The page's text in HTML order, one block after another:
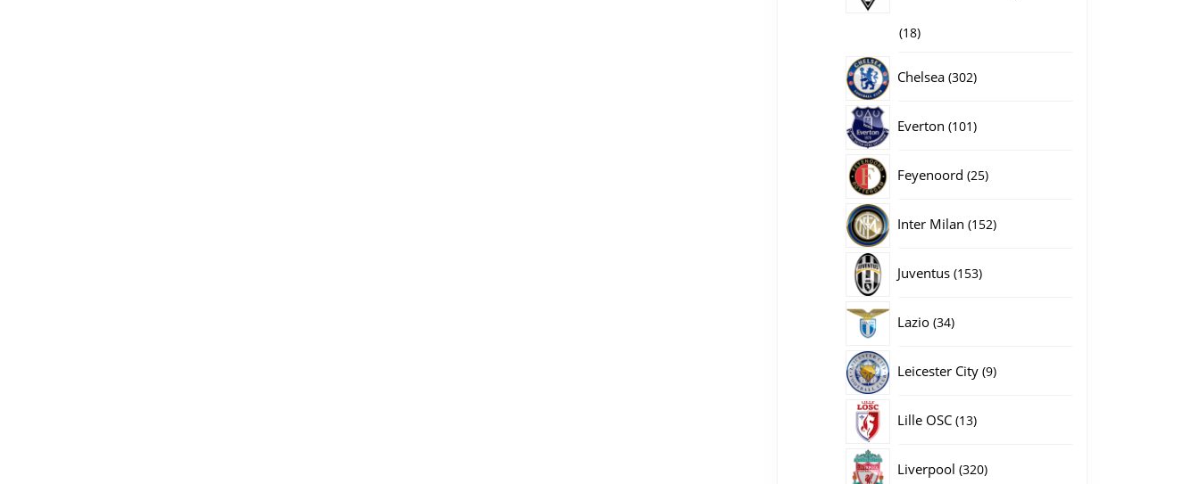
1818
producten
Chelsea 302302
Everton 101101
Feyenoord 2525
Inter Milan 152152
Juventus 153153
Lazio 3434
Leicester City 99
Lille OSC 1313
Liverpool 320320